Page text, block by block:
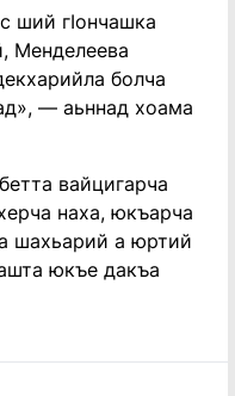
ший гIончашка
Менделеева
болча
— аьннад хоама
вайцигарча
наха, юкъарча
шахьарий а юртий
юкъе дакъа